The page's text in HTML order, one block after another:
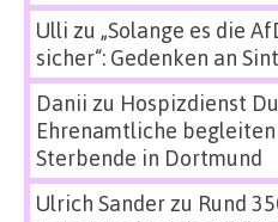
Ulli zu „Solange es die
sicher“: Gedenken an
Danii zu Hospizdienst
Ehrenamtliche
Sterbende in Dortmund
Ulrich Sanderzu Rund